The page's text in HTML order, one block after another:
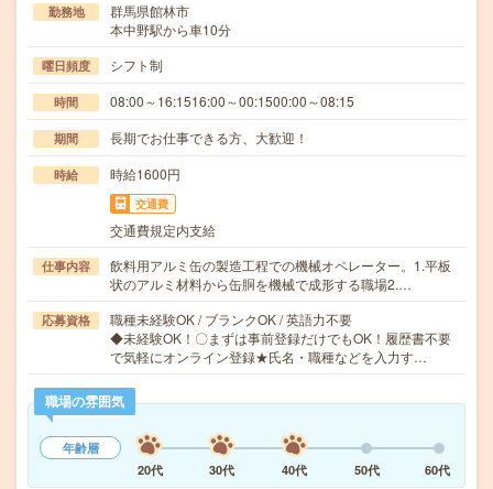
勤務地
群馬県館林市
本中野駅から車10分
曜日頻度 シフト制
時間 08:00～16:1516:00～00:1500:00～08:15
期間 長期でお仕事できる方、大歓迎！
時給 時給1600円
交通費
交通費規定内支給
仕事内容
飲料用アルミ缶の製造工程での機械オペレーター。1.平板
状のアルミ材料から缶胴を機械で成形する職場2.…
応募資格
職種未経験OK / ブランクOK / 英語力不要
◆未経験OK！〇まずは事前登録だけでもOK！履歴書不要
で気軽にオンライン登録★氏名・職種などを入力す…
職場の雰囲気
年齢層
20代
30代 40代 50代 60代